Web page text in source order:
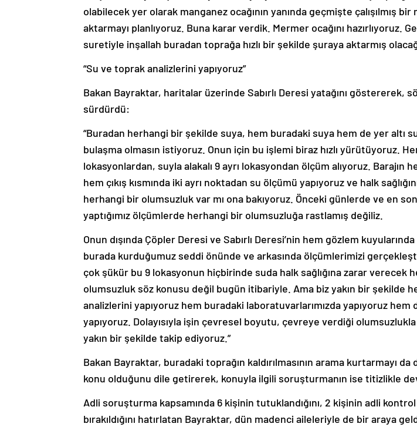
olabilecek yer olarak manganez ocağının yanında geçmişte çalışılmış bir
aktarmayı planlıyoruz. Buna karar verdik. Mermer ocağını hazırlıyoruz.
suretiyle inşallah buradan toprağa hızlı bir şekilde şuraya aktarmış
“Su ve toprak analizlerini yapıyoruz”
Bakan Bayraktar, haritalar üzerinde Sabırlı Deresi yatağını göstererek,
sürdürdü:
“Buradan herhangi bir şekilde suya, hem buradaki suya hem de yer altı
bulaşma olmasın istiyoruz. Onun için bu işlemi biraz hızlı yürütüyoruz.
lokasyonlardan, suyla alakalı 9 ayrı lokasyondan ölçüm alıyoruz. Barajın
hem çıkış kısmında iki ayrı noktadan su ölçümü yapıyoruz ve halk
herhangi bir olumsuzluk var mı ona bakıyoruz. Önceki günlerde ve en
yaptığımız ölçümlerde herhangi bir olumsuzluğa rastlamış değiliz.
Onun dışında Çöpler Deresi ve Sabırlı Deresi’nin hem gözlem kuyularında
burada kurduğumuz seddi önünde ve arkasında ölçümlerimizi
çok şükür bu 9 lokasyonun hiçbirinde suda halk sağlığına zarar verecek
olumsuzluk söz konusu değil bugün itibariyle. Ama biz yakın bir şekilde
analizlerini yapıyoruz hem buradaki laboratuvarlarımızda yapıyoruz hem
yapıyoruz. Dolayısıyla işin çevresel boyutu, çevreye verdiği olumsuzlukla
yakın bir şekilde takip ediyoruz.”
Bakan Bayraktar, buradaki toprağın kaldırılmasının arama kurtarmayı
konu olduğunu dile getirerek, konuyla ilgili soruşturmanın ise titizlikle
Adli soruşturma kapsamında 6 kişinin tutuklandığını, 2 kişinin adli
bırakıldığını hatırlatan Bayraktar, dün madenci aileleriyle de bir araya